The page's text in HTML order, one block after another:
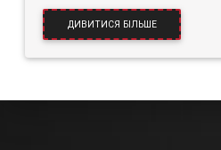
ДИВИТИСЯ БІЛЬШЕ